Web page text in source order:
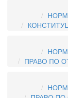
ПРАВО ПО